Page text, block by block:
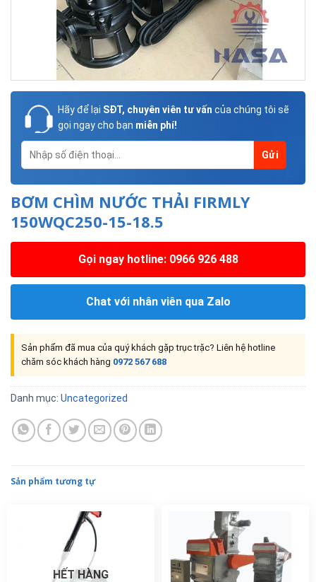
Hãy để lại SĐT, chuyên viên tư vấn của chúng tôi sẽ
gọi ngay cho bạn miễn phí!
BƠM CHÌM NƯỚC THẢI FIRMLY
150WQC250-15-18.5
Gọi ngay hotline: 0966 926 488
Chat với nhân viên qua Zalo
Sản phẩm đã mua của quý khách gặp trục trặc? Liên hệ hotline
chăm sóc khách hàng 0972 567 688
Danh mục: Uncategorized
Sản phẩm tương tự
HẾT HÀNG